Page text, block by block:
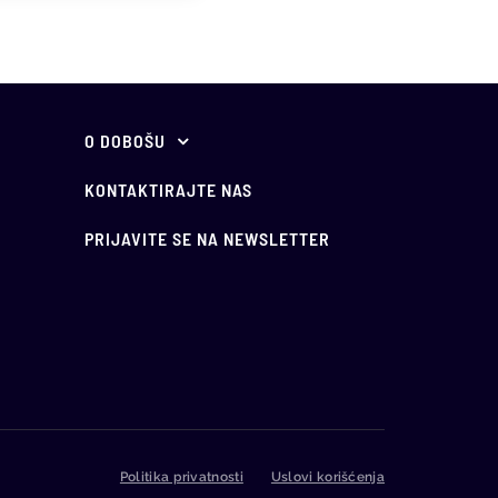
O DOBOŠU
O nama
Vodič kroz javno
KONTAKTIRAJTE NAS
PRIJAVITE SE NA NEWSLETTER
Politika privatnosti Uslovi korišćenja